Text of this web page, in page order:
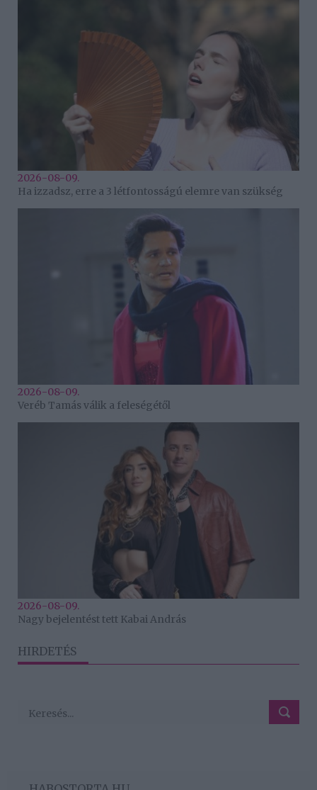
2026-08-09.
Ha izzadsz, erre a 3 létfontosságú elemre van szükség
2026-08-09.
Veréb Tamás válik a feleségétől
2026-08-09.
Nagy bejelentést tett Kabai András
HIRDETÉS